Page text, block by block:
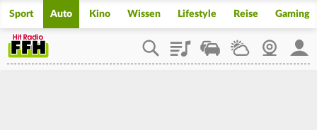
Sport Auto Kino Wissen Lifestyle Reise Gaming
PlaylistStaupilotWetterWebcam